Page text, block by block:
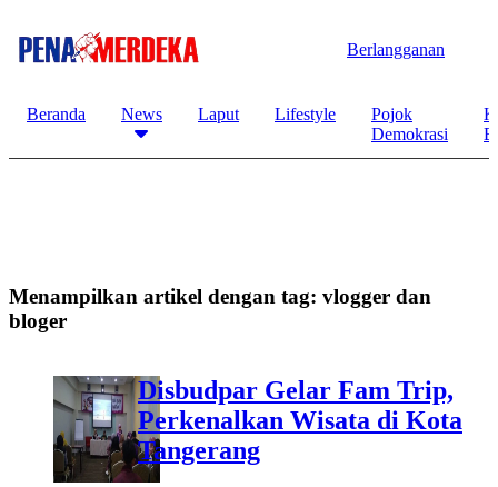
Berlangganan
Beranda News Laput Lifestyle
Pojok
Demokrasi
Menampilkan artikel dengan tag: vlogger dan
bloger
Disbudpar Gelar Fam Trip,
Perkenalkan Wisata di Kota
Tangerang